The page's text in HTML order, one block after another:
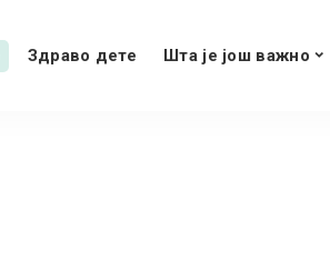
Здраво дете Шта је још важно